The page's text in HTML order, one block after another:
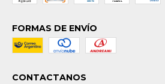
FORMAS DE ENVÍO
CONTACTANOS